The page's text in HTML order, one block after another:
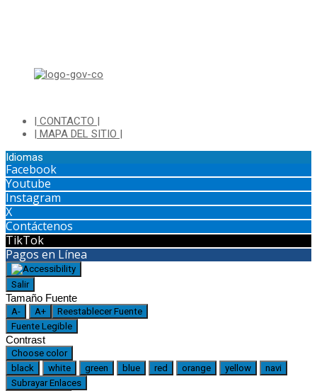
| CONTACTO |
| MAPA DEL SITIO |
Idiomas
Facebook
Youtube
Instagram
X
Contáctenos
TikTok
Pagos en Línea
Salir
Tamaño Fuente
A- A+
Reestablecer Fuente
Fuente Legible
Contrast
Choose color
black
white green blue red orange yellow
navi
Subrayar Enlaces